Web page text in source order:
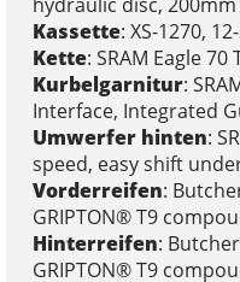
Kassette: XS-1270,
Kette: SRAM Eagle
Kurbelgarnitur:
Interface, Integrated
Umwerfer hinten:
speed, easy shift
Vorderreifen:
GRIPTON® T9
Hinterreifen:
GRIPTON® T9